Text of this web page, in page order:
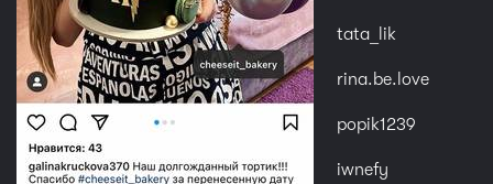
tata_lik
rina.be.love
popik1239
iwnefy